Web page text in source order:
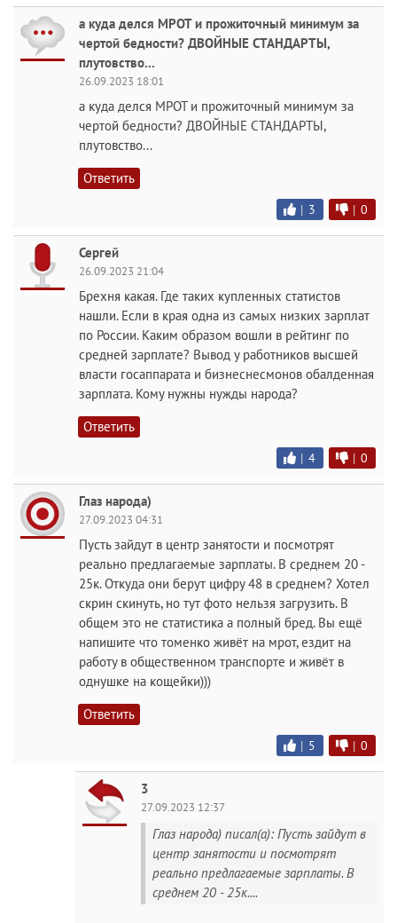
а куда делся МРОТ и прожиточный минимум за
чертой бедности? ДВОЙНЫЕ СТАНДАРТЫ,
плутовство...
26.09.2023 18:01
а куда делся МРОТ и прожиточный минимум за
чертой бедности? ДВОЙНЫЕ СТАНДАРТЫ,
плутовство...
Ответить
| 3 | 0
Сергей
26.09.2023 21:04
Брехня какая. Где таких купленных статистов
нашли. Если в края одна из самых низких зарплат
по России. Каким образом вошли в рейтинг по
средней зарплате? Вывод у работников высшей
власти госаппарата и бизнеснесмонов обалденная
зарплата. Кому нужны нужды народа?
Ответить
| 4 | 0
Глаз народа)
27.09.2023 04:31
Пусть зайдут в центр занятости и посмотрят
реально предлагаемые зарплаты. В среднем 20 -
25к. Откуда они берут цифру 48 в среднем? Хотел
скрин скинуть, но тут фото нельзя загрузить. В
общем это не статистика а полный бред. Вы ещё
напишите что томенко живёт на мрот, ездит на
работу в общественном транспорте и живёт в
однушке на кощейки)))
Ответить
| 5 | 0
3
27.09.2023 12:37
Глаз народа) писал(а): Пусть зайдут в
центр занятости и посмотрят
реально предлагаемые зарплаты. В
среднем 20 - 25к....